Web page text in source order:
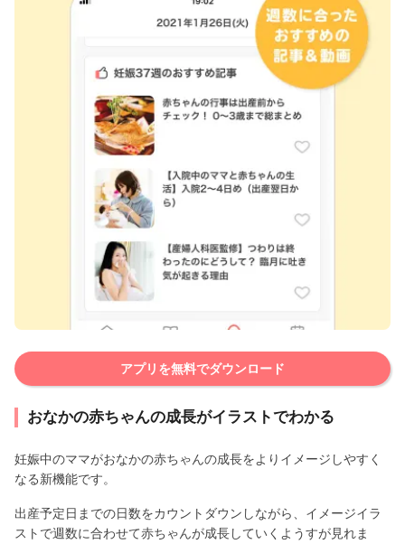
アプリを無料でダウンロード
おなかの赤ちゃんの成長がイラストでわかる
妊娠中のママがおなかの赤ちゃんの成長をよりイメージしやすく
なる新機能です。
出産予定日までの日数をカウントダウンしながら、イメージイラ
ストで週数に合わせて赤ちゃんが成長していくようすが見れま